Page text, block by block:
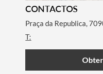
CONTACTOS
Praça da Republica,
T: